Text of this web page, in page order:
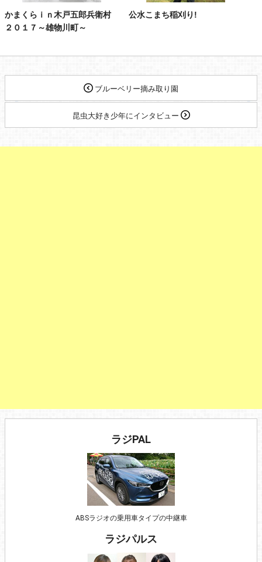
かまくらｉｎ木戸五郎兵衛村
２０１７～雄物川町～
公水こまち稲刈り!
ブルーベリー摘み取り園
昆虫大好き少年にインタビュー
ラジPAL
ABSラジオの乗用車タイプの中継車
ラジパルス